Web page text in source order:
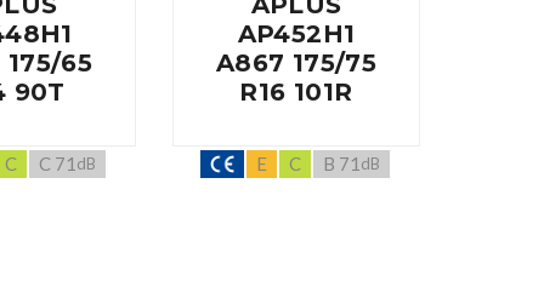
65
90T
C C 71 dB
AP452H1
A867 175/75
R16 101R
E C B 71 dB